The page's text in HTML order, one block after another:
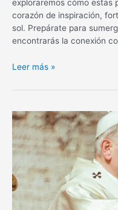
exploraremos cómo estas
corazón de inspiración,
sol. Prepárate para
encontrarás la conexión
Oraciones
empezar
día:
Encuentra
inspiración
y
paz
en
cada
Leer más »